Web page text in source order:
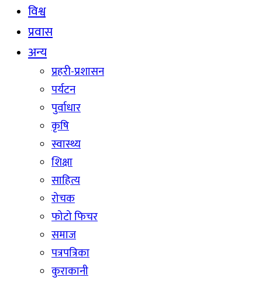
विश्व
प्रवास
अन्य
प्रहरी-प्रशासन
पर्यटन
पुर्वाधार
कृषि
स्वास्थ्य
शिक्षा
साहित्य
रोचक
फोटो फिचर
समाज
पत्रपत्रिका
कुराकानी